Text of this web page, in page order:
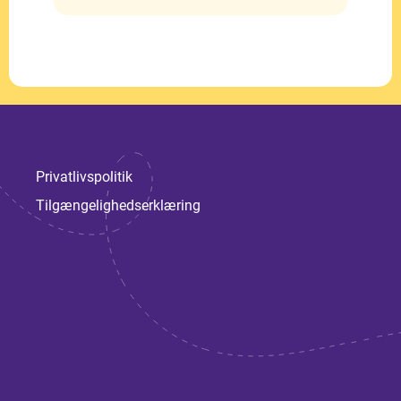
Privatlivspolitik
Tilgængelighedserklæring